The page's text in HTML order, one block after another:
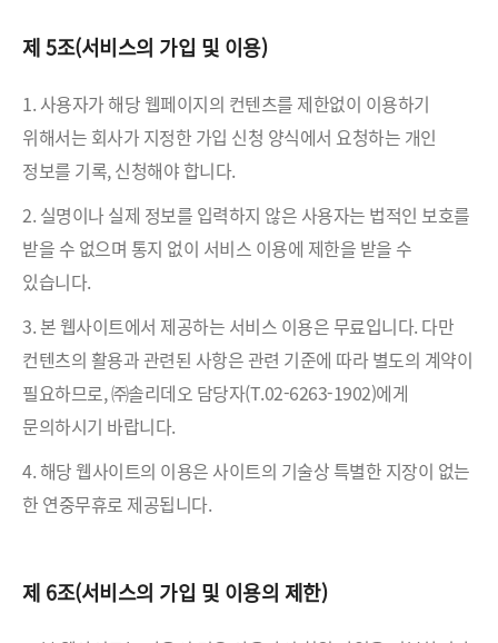
제 5조(서비스의 가입 및 이용)
1. 사용자가 해당 웹페이지의 컨텐츠를 제한없이 이용하기
위해서는 회사가 지정한 가입 신청 양식에서 요청하는 개인
정보를 기록, 신청해야 합니다.
2. 실명이나 실제 정보를 입력하지 않은 사용자는 법적인 보호를
받을 수 없으며 통지 없이 서비스 이용에 제한을 받을 수
있습니다.
3. 본 웹사이트에서 제공하는 서비스 이용은 무료입니다. 다만
컨텐츠의 활용과 관련된 사항은 관련 기준에 따라 별도의 계약이
필요하므로, ㈜솔리데오 담당자(T.02-6263-1902)에게
문의하시기 바랍니다.
4. 해당 웹사이트의 이용은 사이트의 기술상 특별한 지장이 없는
한 연중무휴로 제공됩니다.
제 6조(서비스의 가입 및 이용의 제한)